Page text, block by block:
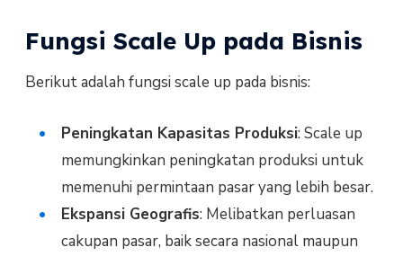
Fungsi Scale Up pada Bisnis
Berikut adalah fungsi scale up pada bisnis:
Peningkatan Kapasitas Produksi: Scale up
memungkinkan peningkatan produksi untuk
memenuhi permintaan pasar yang lebih besar.
Ekspansi Geografis: Melibatkan perluasan
cakupan pasar, baik secara nasional maupun